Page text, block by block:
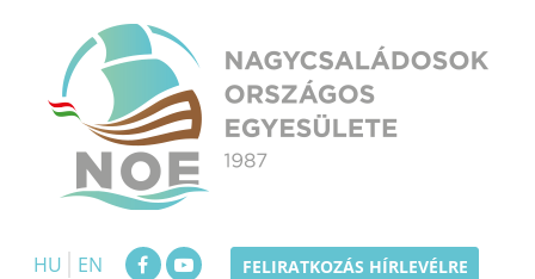
content
HU
EN FELIRATKOZÁS HÍRLEVÉLRE